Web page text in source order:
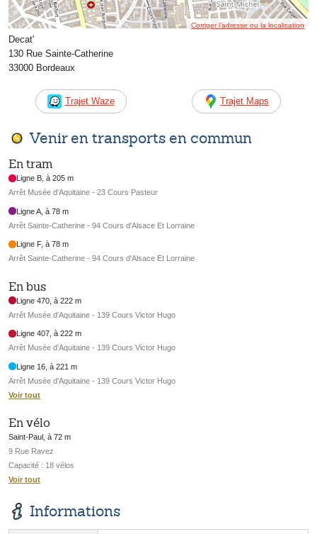
Corriger l’adresse ou la localisation
Decat'
130 Rue Sainte-Catherine
33000 Bordeaux
Trajet Waze Trajet Maps
Venir en transports en commun
En tram
Ligne B, à 205 m
Arrêt Musée d'Aquitaine - 23 Cours Pasteur
Ligne A, à 78 m
Arrêt Sainte-Catherine - 94 Cours d'Alsace Et Lorraine
Ligne F, à 78 m
Arrêt Sainte-Catherine - 94 Cours d'Alsace Et Lorraine
En bus
Ligne 470, à 222 m
Arrêt Musée d'Aquitaine - 139 Cours Victor Hugo
Ligne 407, à 222 m
Arrêt Musée d'Aquitaine - 139 Cours Victor Hugo
Ligne 16, à 221 m
Arrêt Musée d'Aquitaine - 139 Cours Victor Hugo
Voir tout
En vélo
Saint-Paul, à 72 m
9 Rue Ravez
Capacité : 18 vélos
Voir tout
Informations